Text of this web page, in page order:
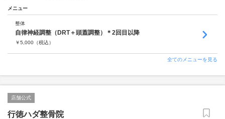
メニュー
整体
自律神経調整（DRT＋頭蓋調整）＊2回目以降
￥5,000 （税込）
全てのメニューを見る
店舗公式
行徳ハダ整骨院